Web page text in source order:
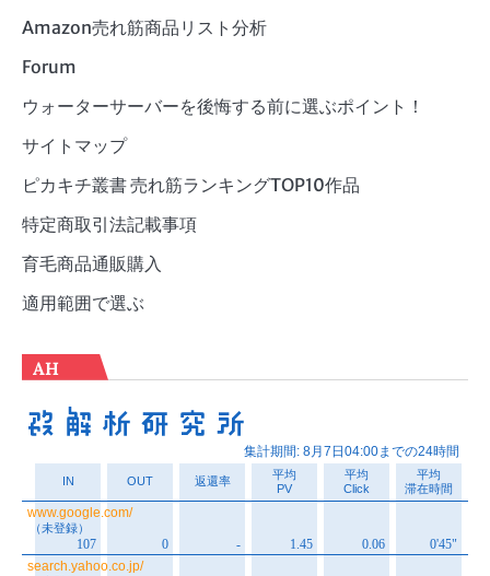
Amazon売れ筋商品リスト分析
Forum
ウォーターサーバーを後悔する前に選ぶポイント！
サイトマップ
ピカキチ叢書 売れ筋ランキングTOP10作品
特定商取引法記載事項
育毛商品通販購入
適用範囲で選ぶ
AH